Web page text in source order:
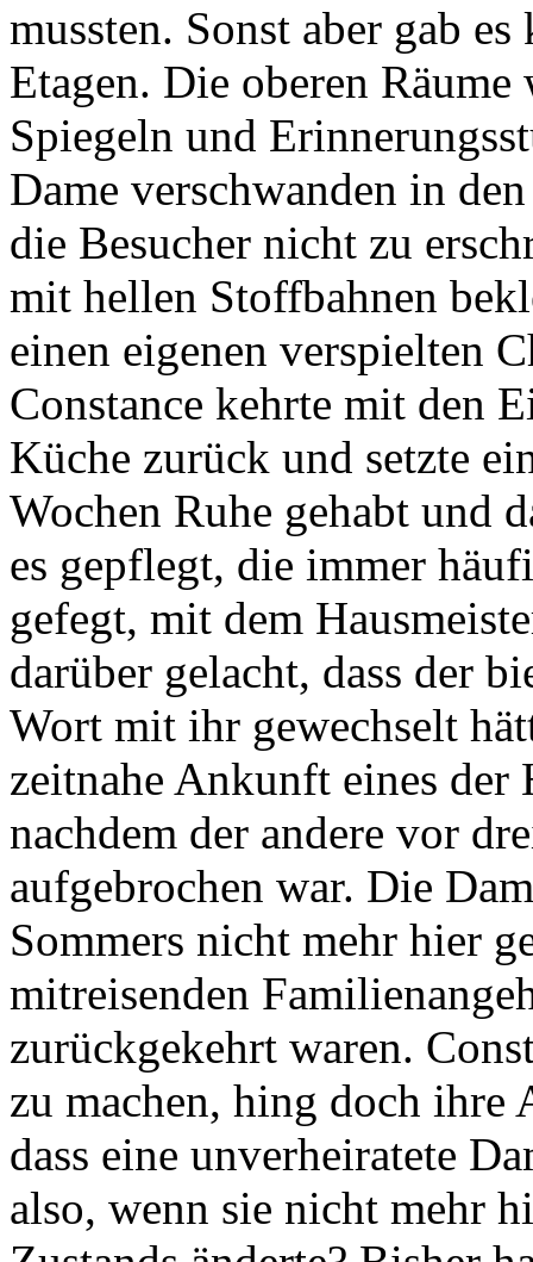
mussten. Sonst aber gab
Etagen. Die oberen
Spiegeln und
Dame verschwanden in
die Besucher nicht zu
mit hellen Stoffbahnen
einen eigenen verspielten
Constance kehrte mit den
Küche zurück und setzte
Wochen Ruhe gehabt und
es gepflegt, die immer
gefegt, mit dem
darüber gelacht, dass der
Wort mit ihr gewechselt
zeitnahe Ankunft eines der
nachdem der andere vor
aufgebrochen war. Die
Sommers nicht mehr hier
mitreisenden
zurückgekehrt waren.
zu machen, hing doch ihre
dass eine unverheiratete
also, wenn sie nicht mehr